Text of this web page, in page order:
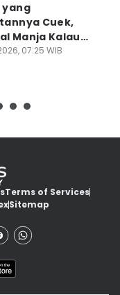
yang
Cuek,
Manja Kalau
07:25 WIB
Terms of Services
Sitemap